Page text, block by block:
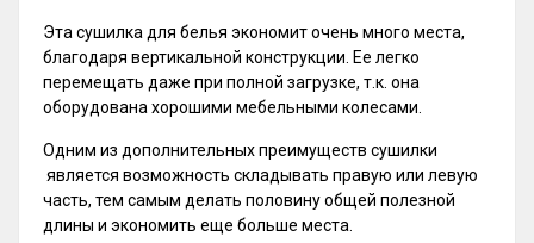
Эта сушилка для белья экономит очень много места,
благодаря вертикальной конструкции. Ее легко
перемещать даже при полной загрузке, т.к. она
оборудована хорошими мебельными колесами.
Одним из дополнительных преимуществ сушилки
является возможность складывать правую или левую
часть, тем самым делать половину общей полезной
длины и экономить еще больше места.